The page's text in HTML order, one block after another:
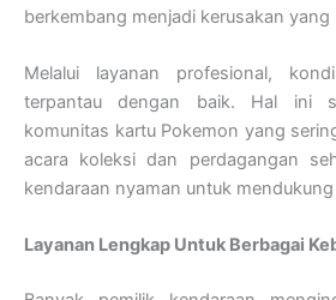
berkembang menjadi kerusakan yang
Melalui layanan profesional,
terpantau dengan baik. Hal ini
komunitas kartu Pokemon yang
acara koleksi dan perdagangan
kendaraan nyaman untuk
Layanan Lengkap Untuk Berbagai